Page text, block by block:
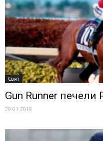
Свят
Gun Runner печели
29.01.2018